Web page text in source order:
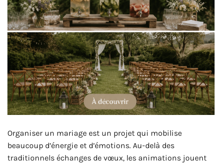
Organiser un mariage est un projet qui mobilise
beaucoup d’énergie et d’émotions. Au-delà des
traditionnels échanges de vœux, les animations jouent